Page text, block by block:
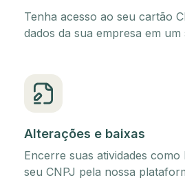
Tenha acesso ao seu cartão
dados da sua empresa em um
Alterações e baixas
Encerre suas atividades como
seu CNPJ pela nossa